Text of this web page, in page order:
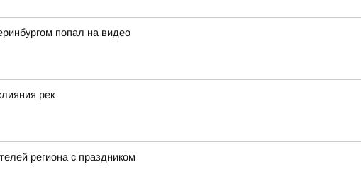
попал на видео
рек
региона с праздником